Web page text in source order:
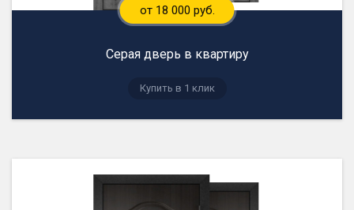
от 18 000 руб.
Серая дверь в квартиру
Купить в 1 клик